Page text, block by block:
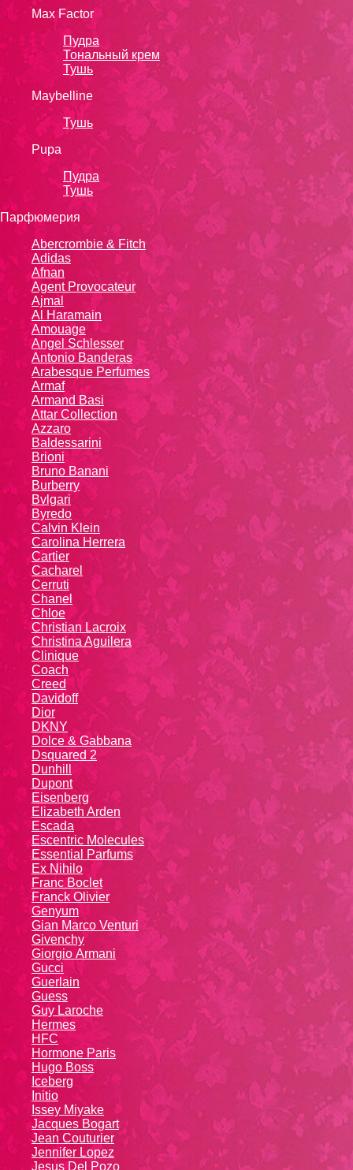
Max Factor
Пудра
Тональный крем
Тушь
Maybelline
Тушь
Pupa
Пудра
Тушь
Парфюмерия
Abercrombie & Fitch
Adidas
Afnan
Agent Provocateur
Ajmal
Al Haramain
Amouage
Angel Schlesser
Antonio Banderas
Arabesque Perfumes
Armaf
Armand Basi
Attar Collection
Azzaro
Baldessarini
Brioni
Bruno Banani
Burberry
Bvlgari
Byredo
Calvin Klein
Carolina Herrera
Cartier
Caсhаrеl
Cerruti
Chanel
Chloe
Christian Lacroix
Christina Aguilera
Cliniquе
Coach
Creed
Davidoff
Dior
DKNY
Dolce & Gabbana
Dsquared 2
Dunhill
Dupont
Eisenberg
Elizabeth Arden
Escada
Escentric Molecules
Essential Parfums
Ex Nihilo
Franc Boclet
Franck Olivier
Genyum
Gian Marco Venturi
Givenchy
Giоrgio Аrmаni
Gucci
Guerlain
Guess
Guy Laroche
Hermes
HFC
Hormone Paris
Hugo Boss
Iceberg
Initio
Issey Miyake
Jacques Bogart
Jean Couturier
Jennifer Lopez
Jesus Del Pozo